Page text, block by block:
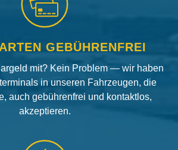
GEBÜHRENFREI
mit? Kein Problem — wir haben
in unseren Fahrzeugen, die
auch gebührenfrei und kontaktlos,
akzeptieren.